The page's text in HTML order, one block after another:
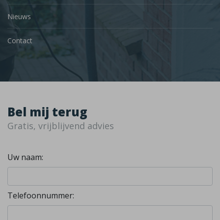
Nieuws
Contact
Bel mij terug
Gratis, vrijblijvend advies
Uw naam:
Telefoonnummer: